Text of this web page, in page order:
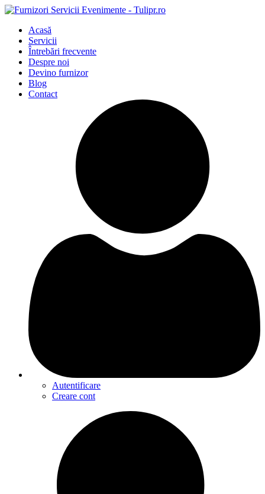
Acasă
Servicii
Întrebări frecvente
Despre noi
Devino furnizor
Blog
Contact
Autentificare
Creare cont